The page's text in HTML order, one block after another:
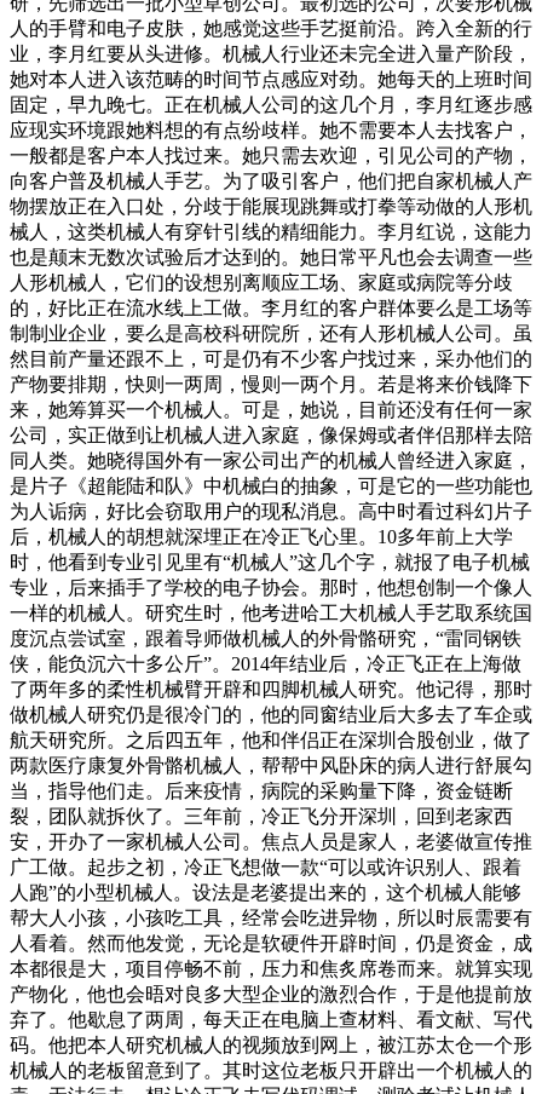
人的手臂和电子皮肤，她感觉这些手艺挺前沿。跨入全新的行
业，李月红要从头进修。机械人行业还未完全进入量产阶段，
她对本人进入该范畴的时间节点感应对劲。她每天的上班时间
固定，早九晚七。正在机械人公司的这几个月，李月红逐步感
应现实环境跟她料想的有点纷歧样。她不需要本人去找客户，
一般都是客户本人找过来。她只需去欢迎，引见公司的产物，
向客户普及机械人手艺。为了吸引客户，他们把自家机械人产
物摆放正在入口处，分歧于能展现跳舞或打拳等动做的人形机
械人，这类机械人有穿针引线的精细能力。李月红说，这能力
也是颠末无数次试验后才达到的。她日常平凡也会去调查一些
人形机械人，它们的设想别离顺应工场、家庭或病院等分歧
的，好比正在流水线上工做。李月红的客户群体要么是工场等
制制业企业，要么是高校科研院所，还有人形机械人公司。虽
然目前产量还跟不上，可是仍有不少客户找过来，采办他们的
产物要排期，快则一两周，慢则一两个月。若是将来价钱降下
来，她筹算买一个机械人。可是，她说，目前还没有任何一家
公司，实正做到让机械人进入家庭，像保姆或者伴侣那样去陪
同人类。她晓得国外有一家公司出产的机械人曾经进入家庭，
是片子《超能陆和队》中机械白的抽象，可是它的一些功能也
为人诟病，好比会窃取用户的现私消息。高中时看过科幻片子
后，机械人的胡想就深埋正在冷正飞心里。10多年前上大学
时，他看到专业引见里有“机械人”这几个字，就报了电子机械
专业，后来插手了学校的电子协会。那时，他想创制一个像人
一样的机械人。研究生时，他考进哈工大机械人手艺取系统国
度沉点尝试室，跟着导师做机械人的外骨骼研究，“雷同钢铁
侠，能负沉六十多公斤”。2014年结业后，冷正飞正在上海做
了两年多的柔性机械臂开辟和四脚机械人研究。他记得，那时
做机械人研究仍是很冷门的，他的同窗结业后大多去了车企或
航天研究所。之后四五年，他和伴侣正在深圳合股创业，做了
两款医疗康复外骨骼机械人，帮帮中风卧床的病人进行舒展勾
当，指导他们走。后来疫情，病院的采购量下降，资金链断
裂，团队就拆伙了。三年前，冷正飞分开深圳，回到老家西
安，开办了一家机械人公司。焦点人员是家人，老婆做宣传推
广工做。起步之初，冷正飞想做一款“可以或许识别人、跟着
人跑”的小型机械人。设法是老婆提出来的，这个机械人能够
帮大人小孩，小孩吃工具，经常会吃进异物，所以时辰需要有
人看着。然而他发觉，无论是软硬件开辟时间，仍是资金，成
本都很是大，项目停畅不前，压力和焦炙席卷而来。就算实现
产物化，他也会晤对良多大型企业的激烈合作，于是他提前放
弃了。他歇息了两周，每天正在电脑上查材料、看文献、写代
码。他把本人研究机械人的视频放到网上，被江苏太仓一个形
机械人的老板留意到了。其时这位老板只开辟出一个机械人的